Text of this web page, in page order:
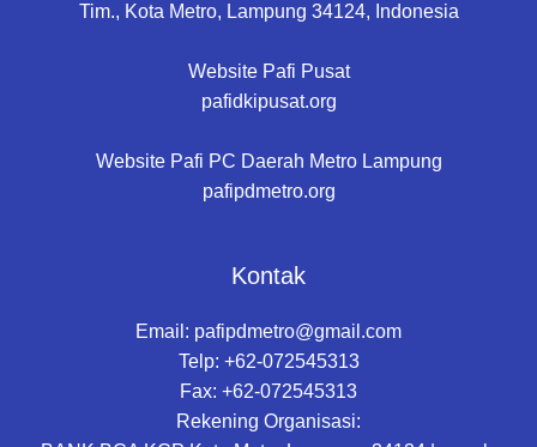
Tim., Kota Metro, Lampung 34124, Indonesia
Website Pafi Pusat
pafidkipusat.org
Website Pafi PC Daerah Metro Lampung
pafipdmetro.org
Kontak
Email: pafipdmetro@gmail.com
Telp: +62-072545313
Fax: +62-072545313
Rekening Organisasi: